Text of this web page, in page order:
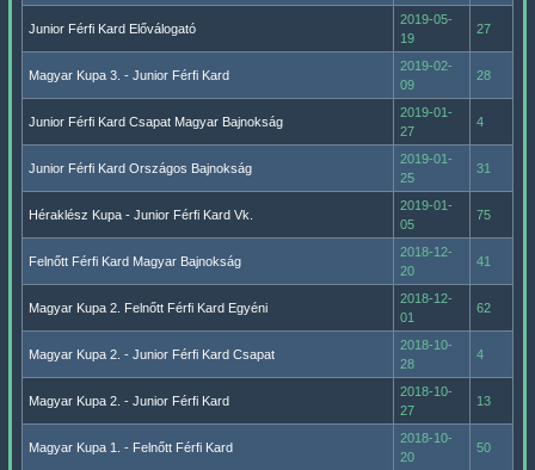
Junior Férfi Kard Előválogató
2019-05-
19
27
Magyar Kupa 3. - Junior Férfi Kard
2019-02-
09
28
Junior Férfi Kard Csapat Magyar Bajnokság
2019-01-
27
4
Junior Férfi Kard Országos Bajnokság
2019-01-
25
31
Héraklész Kupa - Junior Férfi Kard Vk.
2019-01-
05
75
Felnőtt Férfi Kard Magyar Bajnokság
2018-12-
20
41
Magyar Kupa 2. Felnőtt Férfi Kard Egyéni
2018-12-
01
62
Magyar Kupa 2. - Junior Férfi Kard Csapat
2018-10-
28
4
Magyar Kupa 2. - Junior Férfi Kard
2018-10-
27
13
Magyar Kupa 1. - Felnőtt Férfi Kard
2018-10-
20
50